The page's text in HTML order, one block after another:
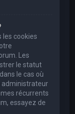
les cookies
Les
le statut
le cas où
administrateur
récurrents
essayez de